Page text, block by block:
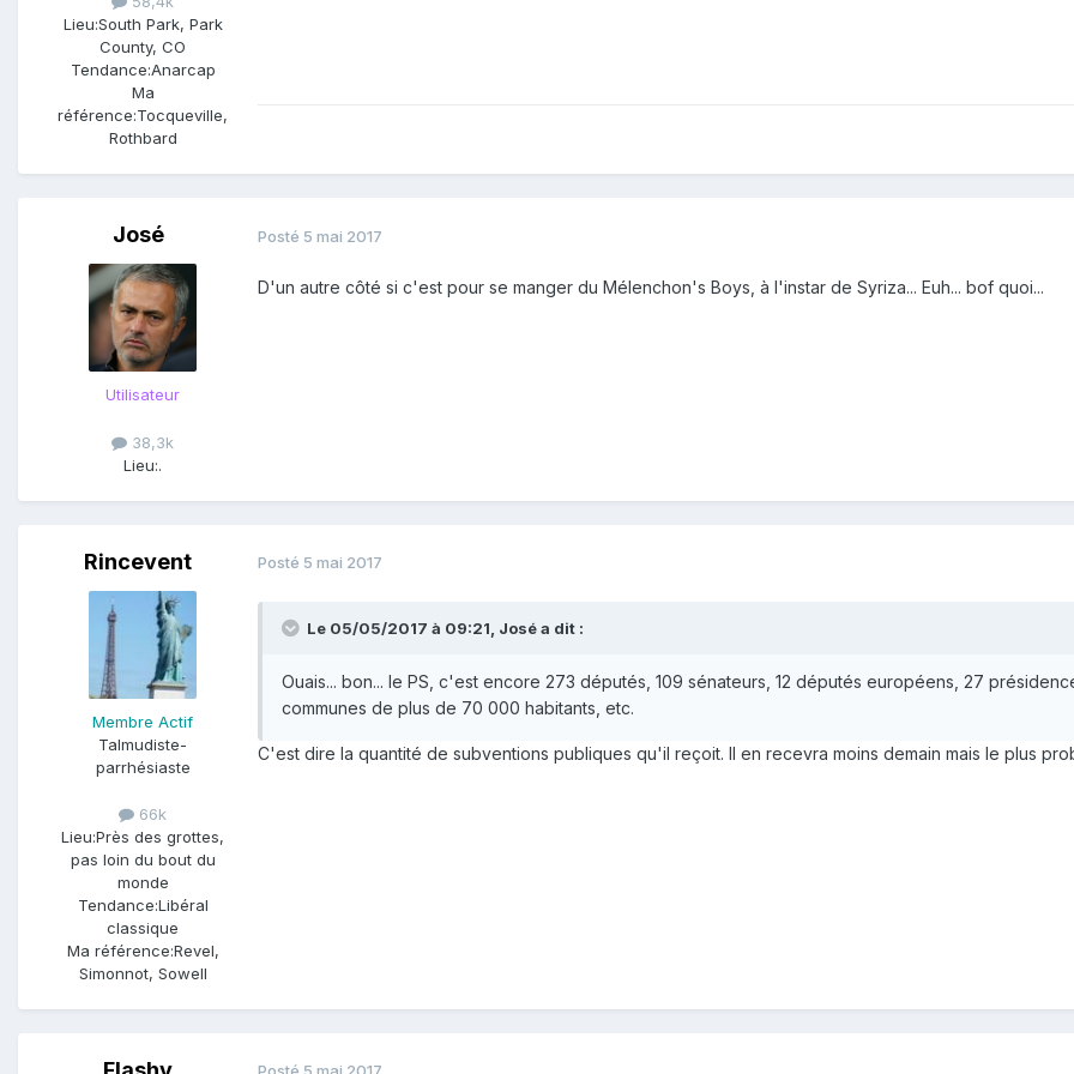
Lieu:South Park, Park
County, CO
Tendance:Anarcap
Ma
référence:Tocqueville,
Rothbard
José
Utilisateur
38,3k
Lieu:.
Posté 5 mai 2017
D'un autre côté si c'est pour se manger du Mélenchon's Boys, à l'instar de Syriza... Euh... bof quoi...
Rincevent
Membre Actif
Talmudiste-
parrhésiaste
66k
Lieu:Près des grottes,
pas loin du bout du
monde
Tendance:Libéral
classique
Ma référence:Revel,
Simonnot, Sowell
Posté 5 mai 2017
Le 05/05/2017 à 09:21, Joséa dit :
Ouais... bon... le PS, c'est encore 273 députés, 109 sénateurs, 12 députés européens, 27
communes de plus de 70 000 habitants, etc.
C'est dire la quantité de subventions publiques qu'il reçoit. Il en recevra moins demain mais le plus